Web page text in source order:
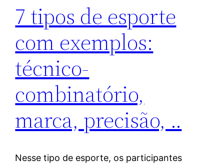
7 tipos de esporte
com exemplos:
técnico-
combinatório,
marca, precisão, ..
Nesse tipo de esporte, os participantes